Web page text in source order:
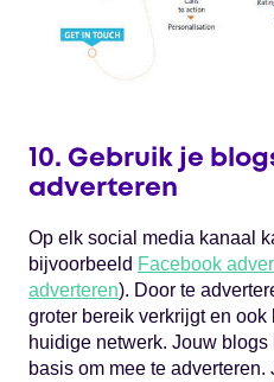
10. Gebruik je
adverteren
Op elk social media kanaal
bijvoorbeeld Facebook
adverteren). Door te
groter bereik verkrijgt en
huidige netwerk. Jouw
basis om mee te adverteren.